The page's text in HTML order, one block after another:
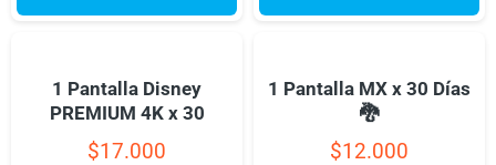
1 Pantalla Disney
PREMIUM 4K x 30
$17.000
1 Pantalla MX x 30 Días
🐉
$12.000